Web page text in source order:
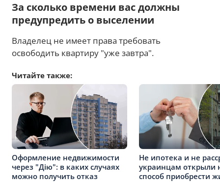
За сколько времени вас должны
предупредить о выселении
Владелец не имеет права требовать
освободить квартиру "уже завтра".
Читайте также:
Оформление недвижимости
через "Дію": в каких случаях
можно получить отказ
Не ипотека и не
украинцам открыли
способ приобрести